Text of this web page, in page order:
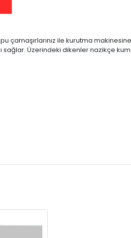
çamaşırlarınız ile kurutma
sağlar. Üzerindeki dikenler nazikçe